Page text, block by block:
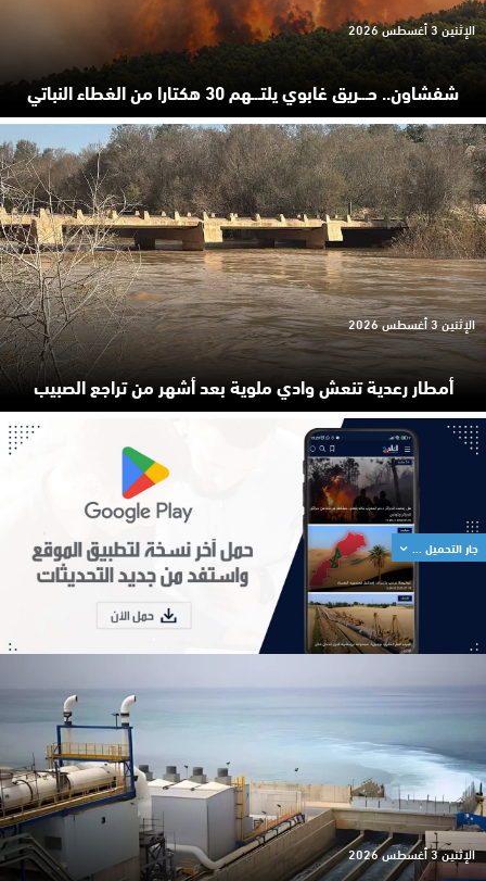
شفشاون.. حـ.ـريق غابوي يلتـ.ـهم 30 هكتارا من الغطاء النباتي
الإثنين 3 أغسطس 2026
أمطار رعدية تنعش وادي ملوية بعد أشهر من تراجع الصبيب
الإثنين 3 أغسطس 2026
الإثنين 3 أغسطس 2026
جار التحميل ...